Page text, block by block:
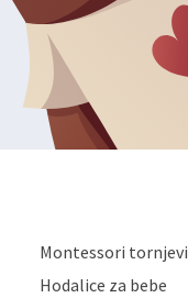
Montessori tornjevi
Hodalice za bebe